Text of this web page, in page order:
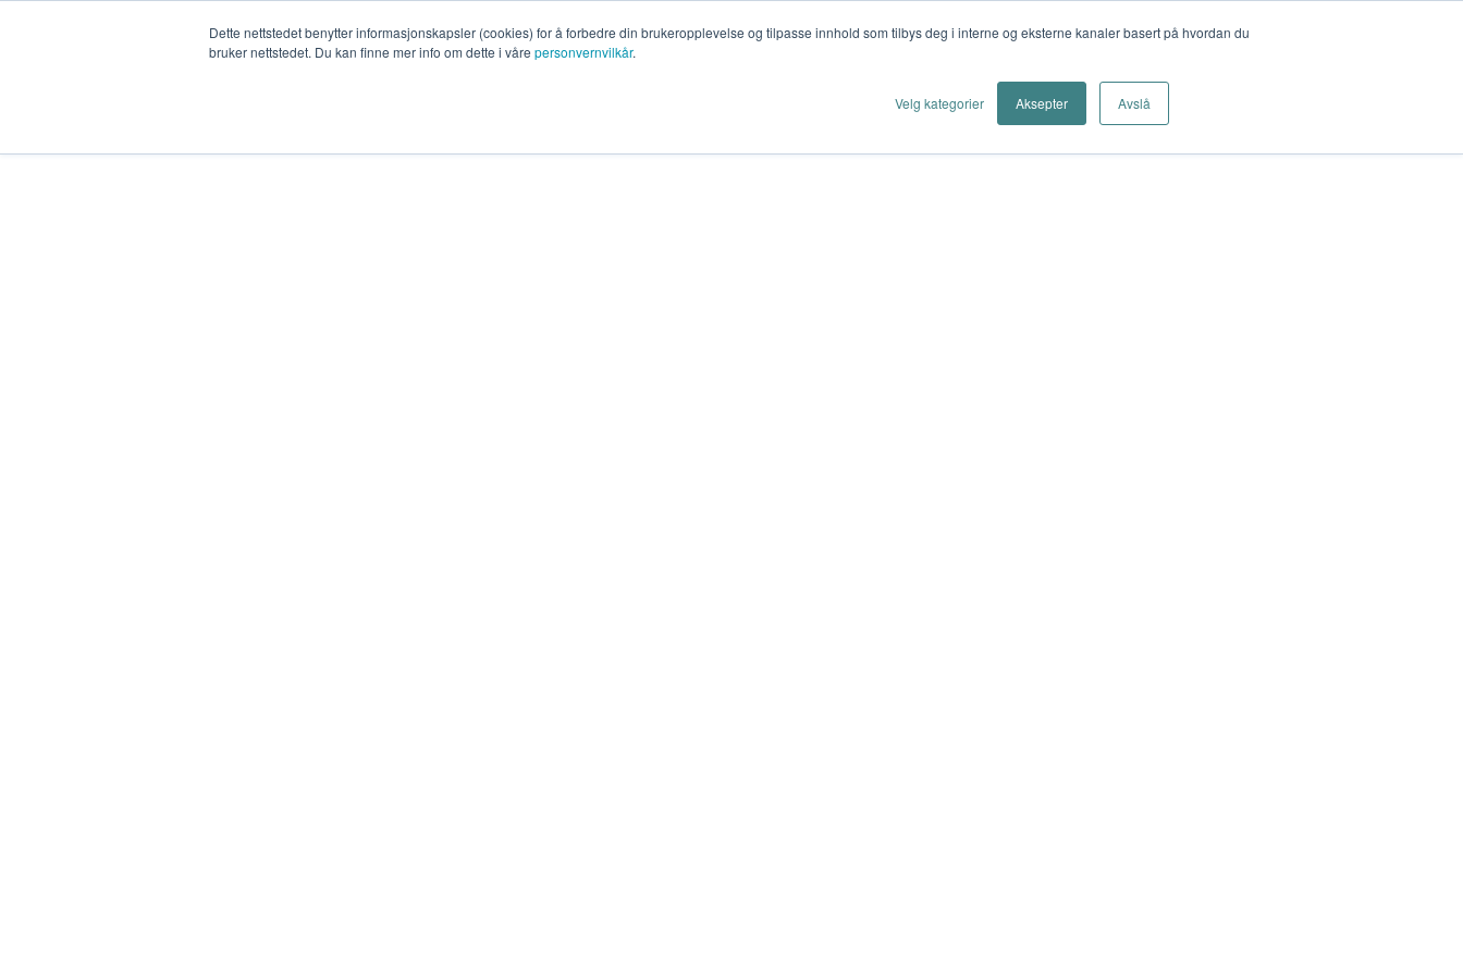
Dette nettstedet benytter informasjonskapsler (cookies) for å forbedre din brukeropplevelse og tilpasse innhold som tilbys deg i interne og eksterne kanaler basert på hvordan du
bruker nettstedet. Du kan finne mer info om dette i våre personvernvilkår.
Velg kategorier Aksepter Avslå